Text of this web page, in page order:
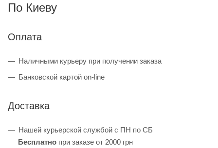
По Киеву
Оплата
Наличными курьеру при получении заказа
Банковской картой on-line
Доставка
Нашей курьерской службой с ПН по СБ
Бесплатно при заказе от 2000 грн